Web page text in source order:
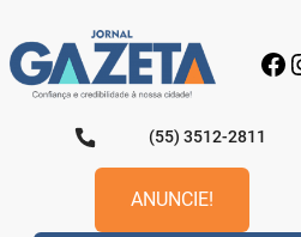
para
o
conteúdo
(55) 3512-2811
ANUNCIE!